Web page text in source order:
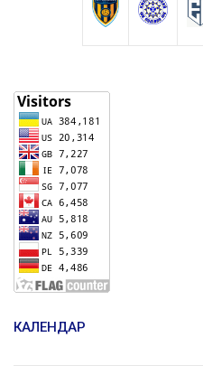
КАЛЕНДАР